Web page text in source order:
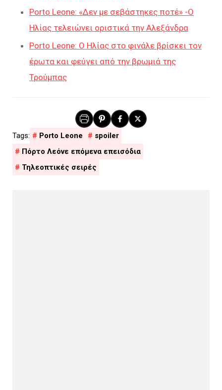
Porto Leone: «Δεν με σεβάστηκες ποτέ» -Ο
Ηλίας τελειώνει οριστικά την Αλεξάνδρα
Porto Leone: Ο Ηλίας στο φινάλε βρίσκει τον
έρωτα και φεύγει από την βρωμιά της
Τρούμπας
Porto Leone
spoiler
Πόρτο Λεόνε επόμενα επεισόδια
Τηλεοπτικές σειρές